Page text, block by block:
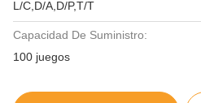
L/C,D/A,D/P,T/T
Capacidad De Suministro:
100 juegos